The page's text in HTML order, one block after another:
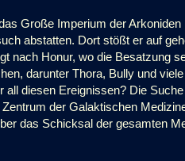
Große Imperium der
abstatten. Dort stößt er auf
nach Honur, wo die Besatzung
darunter Thora, Bully und
all diesen Ereignissen? Die
der Galaktischen
das Schicksal der gesamten